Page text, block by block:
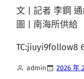
文 | 記者 李鋼
圖 | 南海所供給
TC:jiuyi9follow8
admin 2026 年